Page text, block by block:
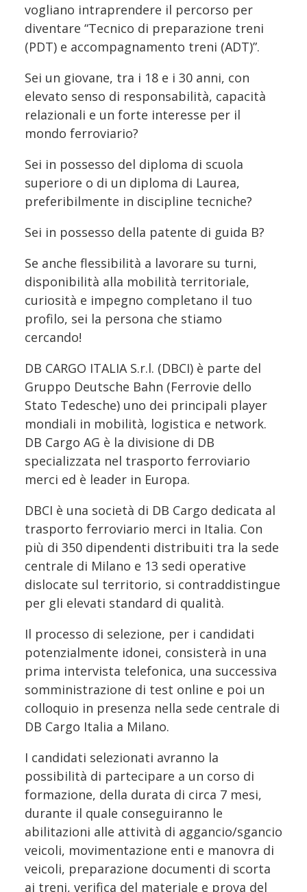
vogliano intraprendere il percorso per
diventare “Tecnico di preparazione treni
(PDT) e accompagnamento treni (ADT)”.
Sei un giovane, tra i 18 e i 30 anni, con
elevato senso di responsabilità, capacità
relazionali e un forte interesse per il
mondo ferroviario?
Sei in possesso del diploma di scuola
superiore o di un diploma di Laurea,
preferibilmente in discipline tecniche?
Sei in possesso della patente di guida B?
Se anche flessibilità a lavorare su turni,
disponibilità alla mobilità territoriale,
curiosità e impegno completano il tuo
profilo, sei la persona che stiamo
cercando!
DB CARGO ITALIA S.r.l. (DBCI) è parte del
Gruppo Deutsche Bahn (Ferrovie dello
Stato Tedesche) uno dei principali player
mondiali in mobilità, logistica e network.
DB Cargo AG è la divisione di DB
specializzata nel trasporto ferroviario
merci ed è leader in Europa.
DBCI è una società di DB Cargo dedicata al
trasporto ferroviario merci in Italia. Con
più di 350 dipendenti distribuiti tra la sede
centrale di Milano e 13 sedi operative
dislocate sul territorio, si contraddistingue
per gli elevati standard di qualità.
Il processo di selezione, per i candidati
potenzialmente idonei, consisterà in una
prima intervista telefonica, una successiva
somministrazione di test online e poi un
colloquio in presenza nella sede centrale di
DB Cargo Italia a Milano.
I candidati selezionati avranno la
possibilità di partecipare a un corso di
formazione, della durata di circa 7 mesi,
durante il quale conseguiranno le
abilitazioni alle attività di aggancio/sgancio
veicoli, movimentazione enti e manovra di
veicoli, preparazione documenti di scorta
ai treni, verifica del materiale e prova del